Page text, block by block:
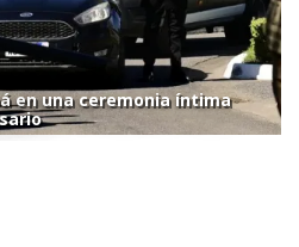
en una ceremonia íntima